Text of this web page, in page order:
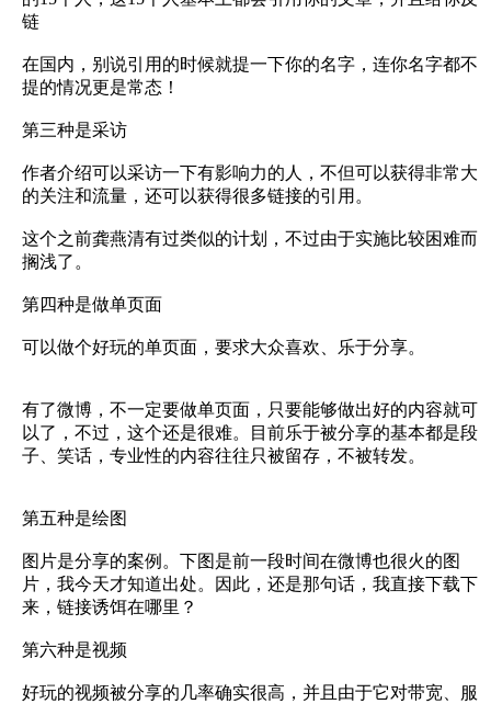
链
在国内，别说引用的时候就提一下你的名字，连你名字都不
提的情况更是常态！
第三种是采访
作者介绍可以采访一下有影响力的人，不但可以获得非常大
的关注和流量，还可以获得很多链接的引用。
这个之前龚燕清有过类似的计划，不过由于实施比较困难而
搁浅了。
第四种是做单页面
可以做个好玩的单页面，要求大众喜欢、乐于分享。
有了微博，不一定要做单页面，只要能够做出好的内容就可
以了，不过，这个还是很难。目前乐于被分享的基本都是段
子、笑话，专业性的内容往往只被留存，不被转发。
第五种是绘图
图片是分享的案例。下图是前一段时间在微博也很火的图
片，我今天才知道出处。因此，还是那句话，我直接下载下
来，链接诱饵在哪里？
第六种是视频
好玩的视频被分享的几率确实很高，并且由于它对带宽、服